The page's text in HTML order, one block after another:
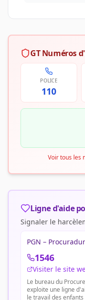
GT Numéros
POLICE
110
Voir tous les
Ligne d'aide
Signaler le
PGN –
1546
Visiter le site
Le bureau du
exploite une ligne
le travail des